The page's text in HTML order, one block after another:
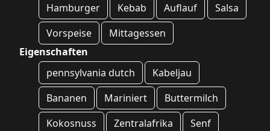
Hamburger
Kebab Auflauf
Salsa
Vorspeise
Mittagessen
Eigenschaften
pennsylvania dutch
Kabeljau
Bananen
Mariniert
Buttermilch
Kokosnuss
Zentralafrika
Senf